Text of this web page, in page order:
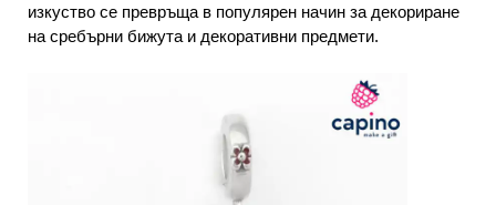
изкуство се превръща в популярен начин за декориране
на сребърни бижута и декоративни предмети.